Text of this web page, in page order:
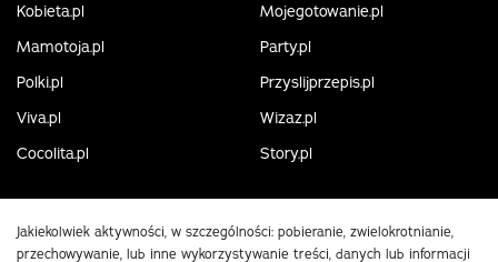
Kobieta.pl
Mojegotowanie.pl
Mamotoja.pl
Party.pl
Polki.pl
Przyslijprzepis.pl
Viva.pl
Wizaz.pl
Cocolita.pl
Story.pl
Jakiekolwiek aktywności, w szczególności: pobieranie, zwielokrotnianie,
przechowywanie, lub inne wykorzystywanie treści, danych lub informacji